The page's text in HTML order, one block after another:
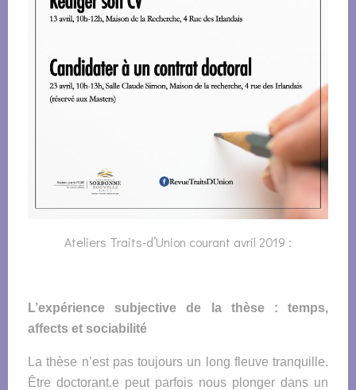
Ateliers Traits-d’Union courant avril 2019 :
L’expérience subjective de la thèse : temps,
affects et sociabilité
La thèse n’est pas toujours un long fleuve tranquille.
Être doctorant.e peut parfois nous plonger dans un